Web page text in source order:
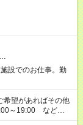
…
設でのお仕事。勤
～19:00 など
業はしたくない」